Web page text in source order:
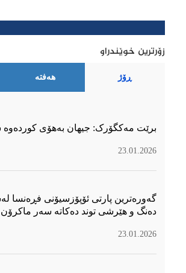
زۆرترین خوێندراو
ڕۆژ هەفتە
برێت مەکگۆرک: جیهان بەهۆی کوردەوە
23.01.2026
گەورەترین پارتی ئۆپۆزسیۆنی فڕەنسا
دەنگ و هێرشی توند دەكاتە سەر ماكرۆن
23.01.2026